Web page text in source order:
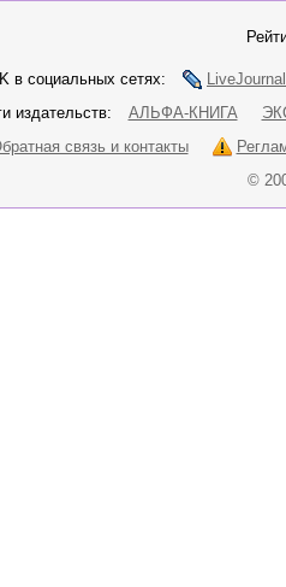
в социальных сетях:
LiveJournal
издательств:
АЛЬФА-КНИГА
связь и контакты
©